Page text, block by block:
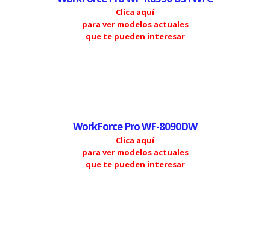
Clica aquí
para ver modelos actuales
que te pueden interesar
WorkForce Pro WF-8090DW
Clica aquí
para ver modelos actuales
que te pueden interesar